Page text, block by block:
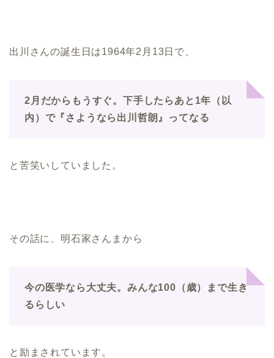
出川さんの誕生日は1964年2月13日で、
2月だからもうすぐ。下手したらあと1年（以
内）で『さようなら出川哲朗』ってなる
と苦笑いしていました。
その話に、明石家さんまから
今の医学なら大丈夫。みんな100（歳）まで生き
るらしい
と励まされています。